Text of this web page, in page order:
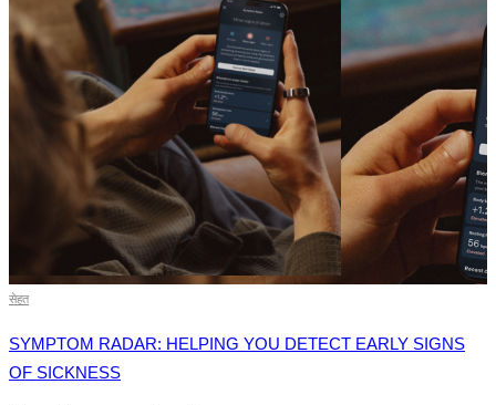
सेहत
SYMPTOM RADAR: HELPING YOU DETECT EARLY SIGNS
OF SICKNESS